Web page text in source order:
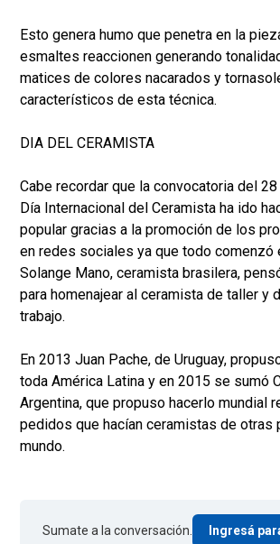
Esto genera humo que penetra en la
esmaltes reaccionen generando
matices de colores nacarados y
característicos de esta técnica.
DIA DEL CERAMISTA
Cabe recordar que la convocatoria del
Día Internacional del Ceramista ha ido
popular gracias a la promoción de los
en redes sociales ya que todo comenzó
Solange Mano, ceramista brasilera,
para homenajear al ceramista de taller y
trabajo.
En 2013 Juan Pache, de Uruguay,
toda América Latina y en 2015 se sumó
Argentina, que propuso hacerlo mundial
pedidos que hacían ceramistas de otras
mundo.
Sumate a la conversación. Ingresá